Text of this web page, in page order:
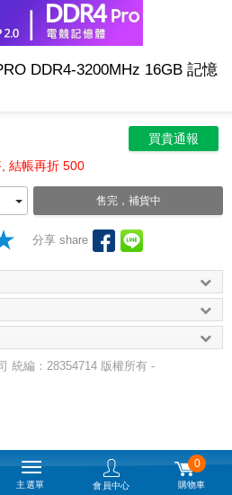
DDR4-3200MHz 16GB 記憶
買貴通報
結帳再折 500
售完，補貨中
分享 share
統編：28354714 版權所有 -
主選單 會員中心
0
購物車